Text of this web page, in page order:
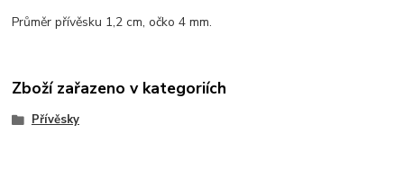
Průměr přívěsku 1,2 cm, očko 4 mm.
Zboží zařazeno v kategoriích
Přívěsky